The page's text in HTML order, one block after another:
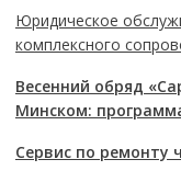
Юридическое
комплексного
Весенний обряд
Минском:
Сервис по ремонту